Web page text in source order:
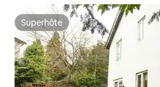
Superhôte
Superhôte